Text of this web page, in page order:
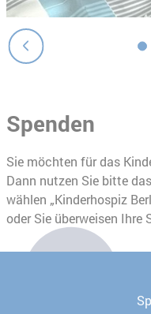
Spenden
Sie möchten für das
Dann nutzen Sie bitte das
wählen „Kinderhospiz
oder Sie überweisen Ihre